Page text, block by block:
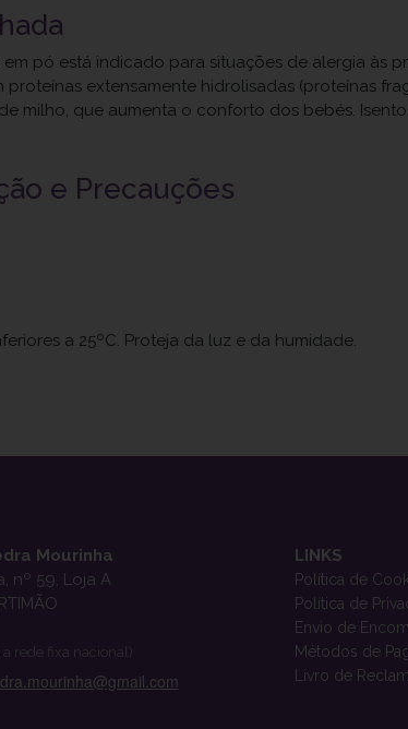
em pó está indicado para situações de alergia
proteínas extensamente hidrolisadas (proteínas
milho, que aumenta o conforto dos bebés.
e Precauções
a 25ºC. Proteja da luz e da humidade.
Mourinha
nº 59, Loja A
rede fixa nacional)
LINKS
Política de
Política de
Envio de
Métodos de
Livro de